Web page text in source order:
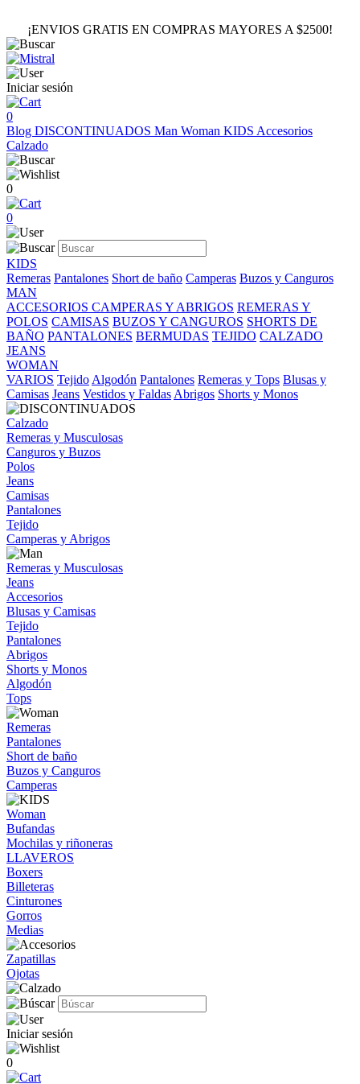
¡ENVIOS GRATIS EN COMPRAS MAYORES A $2500!
Iniciar sesión
0
Blog DISCONTINUADOS Man Woman KIDS Accesorios
Calzado
0
0
KIDS
Remeras Pantalones Short de baño Camperas Buzos y Canguros
MAN
ACCESORIOS CAMPERAS Y ABRIGOS REMERAS Y
POLOS CAMISAS BUZOS Y CANGUROS SHORTS DE
BAÑO PANTALONES BERMUDAS TEJIDO CALZADO
JEANS
WOMAN
VARIOS Tejido Algodón Pantalones Remeras y Tops Blusas y
Camisas Jeans Vestidos y Faldas Abrigos Shorts y Monos
Calzado
Remeras y Musculosas
Canguros y Buzos
Polos
Jeans
Camisas
Pantalones
Tejido
Camperas y Abrigos
Remeras y Musculosas
Jeans
Accesorios
Blusas y Camisas
Tejido
Pantalones
Abrigos
Shorts y Monos
Algodón
Tops
Remeras
Pantalones
Short de baño
Buzos y Canguros
Camperas
Woman
Bufandas
Mochilas y riñoneras
LLAVEROS
Boxers
Billeteras
Cinturones
Gorros
Medias
Zapatillas
Ojotas
Iniciar sesión
0